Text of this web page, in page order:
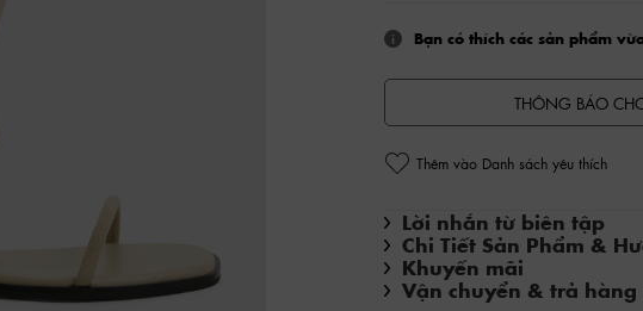
Bạn có thích các sản phẩm
THÔNG BÁO
Thêm vào Danh sách yêu thích
Lời nhắn từ biên tập
Chi Tiết Sản Phẩm &
Khuyến mãi
Vận chuyển & trả hàng